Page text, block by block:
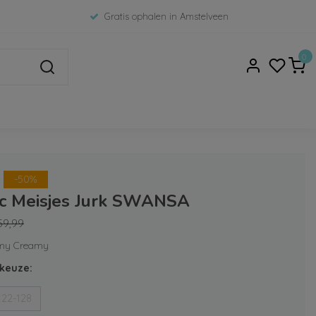
Gratis ophalen in Amstelveen
0
-50%
Meisjes Jurk SWANSA
Creamy